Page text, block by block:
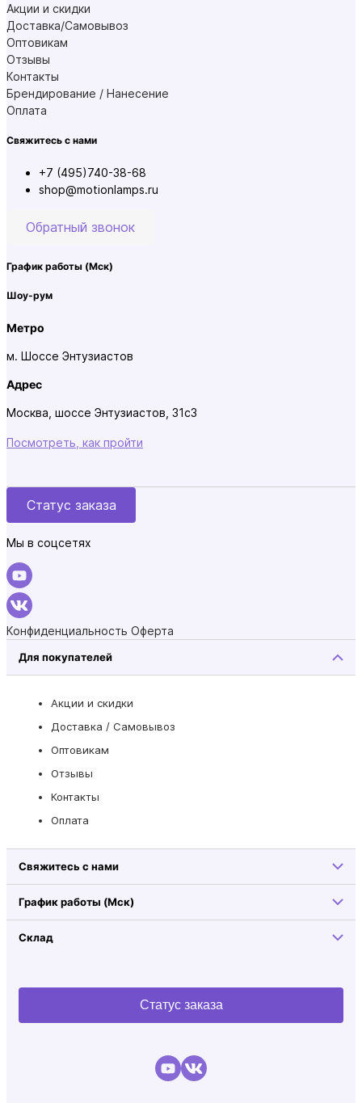
Акции и скидки
Доставка/Самовывоз
Оптовикам
Отзывы
Контакты
Брендирование / Нанесение
Оплата
Свяжитесь с нами
+7 (495)740-38-68
shop@motionlamps.ru
Обратный звонок
График работы (Мск)
Шоу-рум
Метро
м. Шоссе Энтузиастов
Адрес
Москва, шоссе Энтузиастов, 31с3
Посмотреть, как пройти
Статус заказа
Мы в соцсетях
Конфиденциальность Оферта
Для покупателей
Акции и скидки
Доставка / Самовывоз
Оптовикам
Отзывы
Контакты
Оплата
Свяжитесь с нами
График работы (Мск)
Склад
Статус заказа